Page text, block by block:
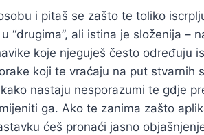
i pitaš se zašto te toliko
“drugima”, ali istina je složenija –
koje njeguješ često određuju
koji te vraćaju na put stvarnih
nastaju nesporazumi te gdje
ga. Ako te zanima zašto
ćeš pronaći jasno